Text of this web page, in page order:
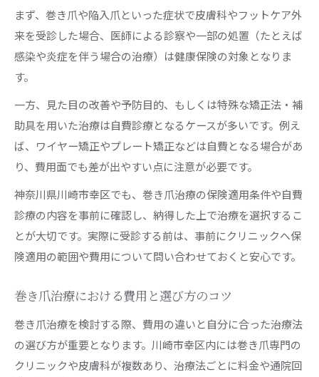
まず、巻き爪や陥入爪といった症状で皮膚科やフットケア外
来を受診した場合、医師による診察や一部の処置（たとえば
感染や炎症を伴う場合の治療）は健康保険の対象となりま
す。
一方、見た目の改善や予防目的、もしくは特殊な矯正法・補
助具を用いた治療は自費診療となるケースが多いです。例え
ば、ワイヤー矯正やプレート矯正などは自費となる場合があ
り、費用面でも差が出やすい点に注意が必要です。
神奈川県川崎市幸区でも、巻き爪治療の保険適用条件や自費
診療の内容を事前に確認し、納得した上で治療を選択するこ
とが大切です。実際に受診する前は、事前にクリニックへ保
険適用の範囲や費用について問い合わせておくと安心です。
巻き爪治療における費用と選び方のコツ
巻き爪治療を検討する際、費用の違いと自分に合った治療法
の選び方が重要となります。川崎市幸区内には巻き爪専門の
クリニックや皮膚科が複数あり、治療法ごとに料金や通院回